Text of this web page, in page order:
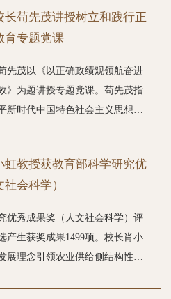
长苟先茂讲授树立和践行正
育专题党课
先茂以《以正确政绩观领航奋进
》为题讲授专题党课。苟先茂指
新时代中国特色社会主义思想重
，全体党员干部必须深学细悟、
而树、树什么样的政绩、靠什么
”政治责任，进一步全面加强党
虹教授获教育部科学研究优
会科学）
优秀成果奖（人文社会科学）评
产生获奖成果1499项。校长肖小
展理念引领农业供给侧结构性改